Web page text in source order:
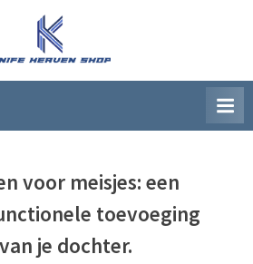
K
n
f
H
v
voor meisjes: een
toevoeging
je dochter.